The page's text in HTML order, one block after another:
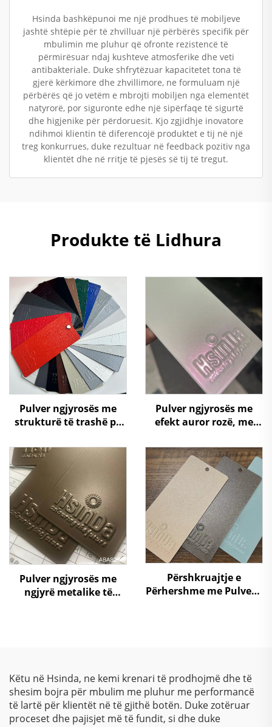
Hsinda bashkëpunoi me një prodhues të mobiljeve
jashtë shtëpie për të zhvilluar një përbërës specifik për
mbulimin me pluhur që ofronte rezistencë të
përmirësuar ndaj kushteve atmosferike dhe veti
antibakteriale. Duke shfrytëzuar kapacitetet tona të
gjerë kërkimore dhe zhvillimore, ne formuluam një
përbërës që jo vetëm e mbrojti mobiljen nga elementët
natyrorë, por siguronte edhe një sipërfaqe të sigurtë
dhe higjenike për përdoruesit. Kjo zgjidhje inovatore
ndihmoi klientin të diferencojë produktet e tij në një
treg konkurrues, duke rezultuar në feedback pozitiv nga
klientët dhe në rritje të pjesës së tij të tregut.
Produkte të Lidhura
Pulver ngjyrosës me
strukturë të trashë pa
rrudhore, poliester
Pulver ngjyrosës me
efekt auror rozë, me
ngjyrës si kameleon,
metalik, me shkëlqim
dhe me efekt laser për
përfundim metalik
Pulver ngjyrosës me
ngjyrë metalike të
Përshkruajtje e
Përhershme me Pulver –
Industriale dhe
Arkitektonike
Këtu në Hsinda, ne kemi krenari të prodhojmë dhe të
shesim bojra për mbulim me pluhur me performancë
të lartë për klientët në të gjithë botën. Duke zotëruar
proceset dhe pajisjet më të fundit, si dhe duke